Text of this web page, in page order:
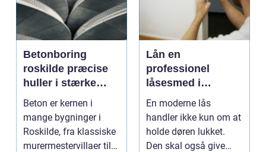
Betonboring
roskilde præcise
huller i stærke
konstruktioner
Beton er kernen i
mange bygninger i
Roskilde, fra klassiske
murermestervillaer til
Lån en
professionel
låsesmed i
nykøbing mors og
få ro i hverdagen
En moderne lås
handler ikke kun om at
holde døren lukket.
Den skal også give